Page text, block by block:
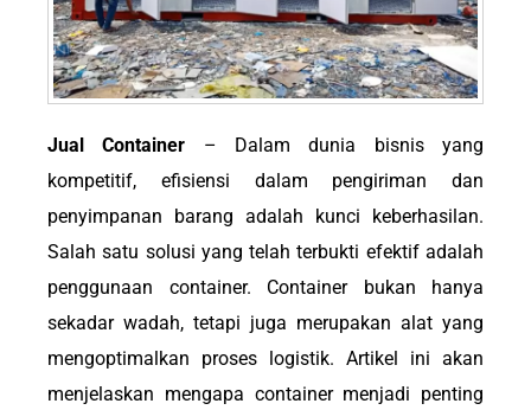
Jual Container – Dalam dunia bisnis yang
kompetitif, efisiensi dalam pengiriman dan
penyimpanan barang adalah kunci keberhasilan.
Salah satu solusi yang telah terbukti efektif adalah
penggunaan container. Container bukan hanya
sekadar wadah, tetapi juga merupakan alat yang
mengoptimalkan proses logistik. Artikel ini akan
menjelaskan mengapa container menjadi penting